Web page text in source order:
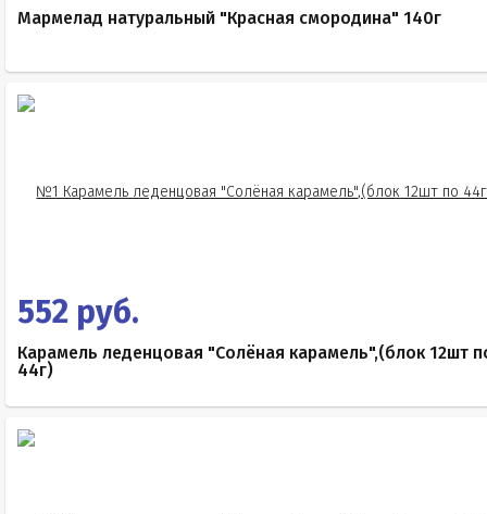
Мармелад натуральный "Красная смородина" 140г
552 руб.
Карамель леденцовая "Солёная карамель",(блок 12шт
44г)